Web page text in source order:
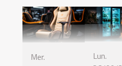
Mer.
Lun.